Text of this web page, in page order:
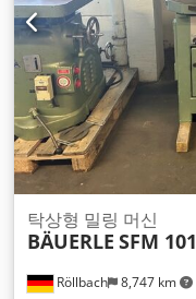
Röllbach 8,747 km
탁상형 밀링 머신
BÄUERLE SFM 101